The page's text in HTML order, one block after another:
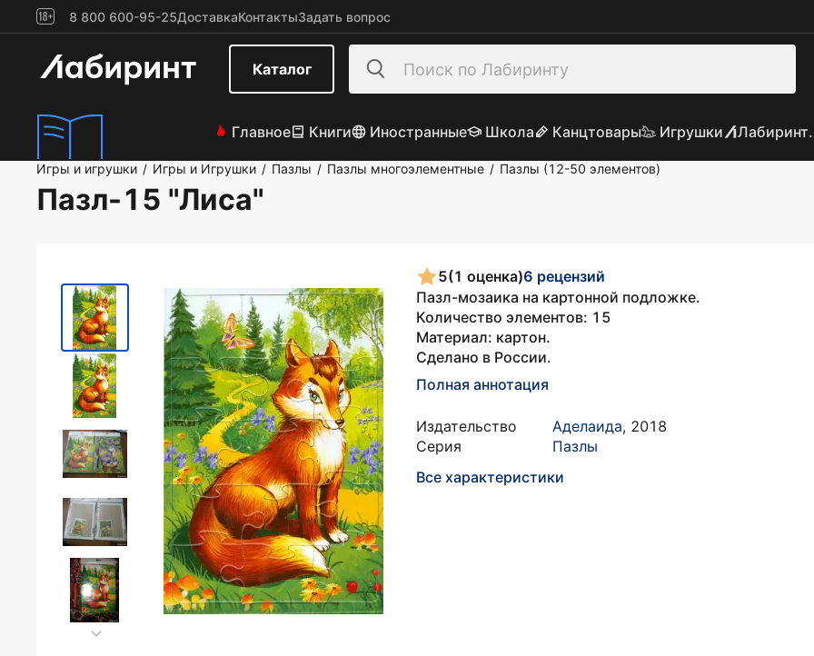
8 800 600-95-25ДоставкаКонтактыЗадать вопрос
Каталог
Главное Книги Иностранные Школа Канцтовары Игрушки
Игры и игрушки / Игры и Игрушки / Пазлы / Пазлы многоэлементные / Пазлы (12-50 элементов)
Пазл-15 "Лиса"
5(1 оценка)6 рецензий
Пазл-мозаика на картонной подложке.
Количество элементов: 15
Материал: картон.
Сделано в России.
Полная аннотация
Издательство Аделаида, 2018
Серия
Пазлы
Все характеристики